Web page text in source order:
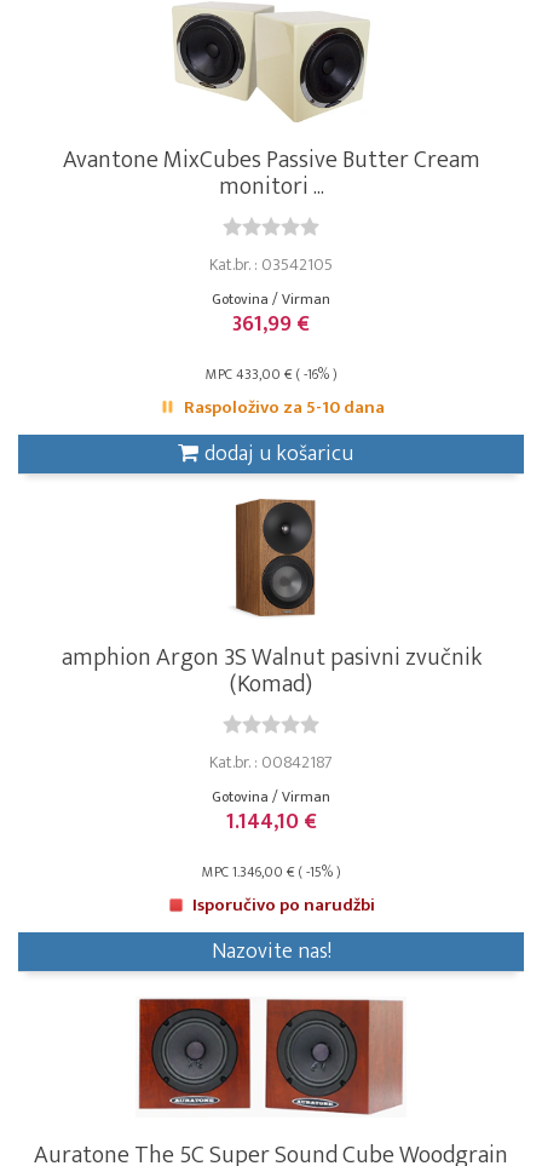
Avantone MixCubes Passive Butter Cream
monitori ...
Kat.br. : 03542105
Gotovina / Virman
361,99 €
MPC 433,00 € ( -16% )
Raspoloživo za 5-10 dana
dodaj u košaricu
amphion Argon 3S Walnut pasivni zvučnik
(Komad)
Kat.br. : 00842187
Gotovina / Virman
1.144,10 €
MPC 1.346,00 € ( -15% )
Isporučivo po narudžbi
Nazovite nas!
Auratone The 5C Super Sound Cube Woodgrain